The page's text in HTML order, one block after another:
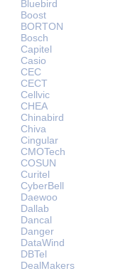
Bluebird
Boost
BORTON
Bosch
Capitel
Casio
CEC
CECT
Cellvic
CHEA
Chinabird
Chiva
Cingular
CMOTech
COSUN
Curitel
CyberBell
Daewoo
Dallab
Dancal
Danger
DataWind
DBTel
DealMakers